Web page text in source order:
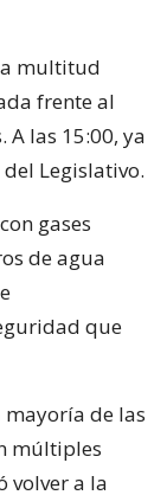
multitud
frente al
A las 15:00, ya
Legislativo.
gases
de agua
que
mayoría de las
múltiples
volver a la